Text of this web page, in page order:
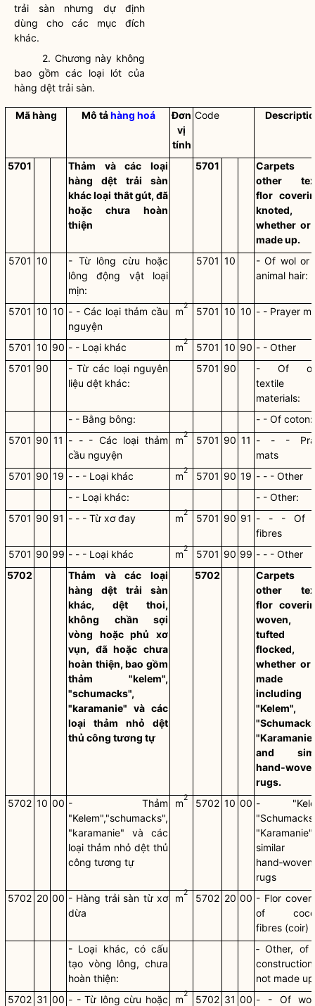
trải sàn nhưng dự định
dùng cho các mục đích
khác.
2. Chương này không
bao gồm các loại lót của
hàng dệt trải sàn.
Mã hàng Mô tảhàng hoá
Đơn
vị
tính
Code
5701
Thảm và các loại
hàng dệt trải sàn
khác loại thắt gút, đã
hoặc chưa hoàn
thiện
5701
Carpets
other
flor
knoted,
whether or
made up.
5701 10
- Từ lông cừu hoặc
lông động vật loại
mịn:
5701 10
- Of wol or
animal hair:
5701 10 10 - - Các loại thảm cầu
nguyện
m2 5701 10 10 - - Prayer
5701 10 90 - - Loại khác m2 5701 10 90 - - Other
5701 90
- Từ các loại nguyên
liệu dệt khác:
5701 90
- Of
textile
materials:
- - Bằng bông:
- - Of coton:
5701 90 11 - - - Các loại thảm
cầu nguyện
m2 5701 90 11 - - -
mats
5701 90 19 - - - Loại khác m2 5701 90 19 - - - Other
- - Loại khác:
- - Other:
5701 90 91 - - - Từ xơ đay m2 5701 90 91 - - - Of
fibres
5701 90 99 - - - Loại khác m2 5701 90 99 - - - Other
5702
Thảm và các loại
hàng dệt trải sàn
khác, dệt thoi,
không chần sợi
vòng hoặc phủ xơ
vụn, đã hoặc chưa
hoàn thiện, bao gồm
thảm "kelem",
"schumacks",
"karamanie" và các
loại thảm nhỏ dệt
thủ công tương tự
5702
Carpets
other
flor
woven,
tufted
flocked,
whether or
made
including
"Kelem",
and
rugs.
5702 10 00 - Thảm
"Kelem","schumacks",
"karamanie" và các
loại thảm nhỏ dệt thủ
công tương tự
m2 5702 10 00 -
similar
hand‑woven
rugs
5702 20 00 - Hàng trải sàn từ xơ
dừa
m2 5702 20 00 - Flor
of
fibres (coir)
- Loại khác, có cấu
tạo vòng lông, chưa
hoàn thiện:
‑ Other, of
construction,
not made
5702 31 00 - - Từ lông cừu hoặc
m2 5702 31 00 - - Of